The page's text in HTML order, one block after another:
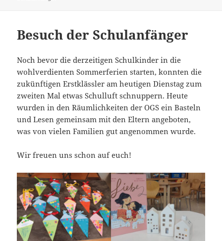
Besuch der Schulanfänger
Noch bevor die derzeitigen Schulkinder in die
wohlverdienten Sommerferien starten, konnten die
zukünftigen Erstklässler am heutigen Dienstag zum
zweiten Mal etwas Schulluft schnuppern. Heute
wurden in den Räumlichkeiten der OGS ein Basteln
und Lesen gemeinsam mit den Eltern angeboten,
was von vielen Familien gut angenommen wurde.
Wir freuen uns schon auf euch!